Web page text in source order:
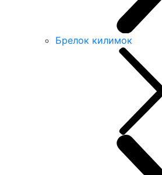
Брелок килимок